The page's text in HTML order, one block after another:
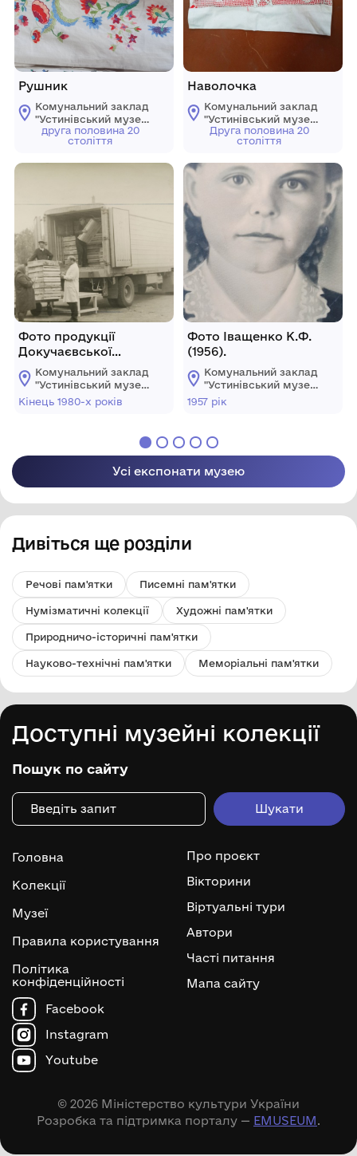
Рушник
Комунальний заклад
"Устинівський музей
історії" Устинівської
селищної ради
друга половина 20
століття
Фото продукції
Докучаєвської
птахофабрики.
Комунальний заклад
"Устинівський музей
історії" Устинівської
селищної ради
Кінець 1980-х років
Наволочка
Комунальний заклад
"Устинівський музей
історії" Устинівської
селищної ради
Друга половина 20
століття
Фото Іващенко К.Ф.
(1956).
Комунальний заклад
"Устинівський музей
історії" Устинівської
селищної ради
1957 рік
Усі експонати музею
Дивіться ще розділи
Речові пам'ятки Писемні пам'ятки
Нумізматичні колекції Художні пам'ятки
Природничо-історичні пам'ятки
Науково-технічні пам'ятки Меморіальні пам'ятки
Доступні музейні колекції
Пошук по сайту
Головна
Колекції
Музеї
Правила користування
Політика
конфіденційності
Про проєкт
Вікторини
Віртуальні тури
Автори
Часті питання
Мапа сайту
Facebook
Instagram
Youtube
© 2026 Міністерство культури України
Розробка та підтримка порталу — EMUSEUM.